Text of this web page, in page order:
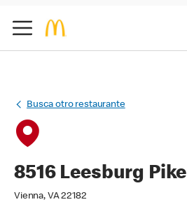
Busca otro restaurante
8516 Leesburg Pike
Vienna, VA 22182